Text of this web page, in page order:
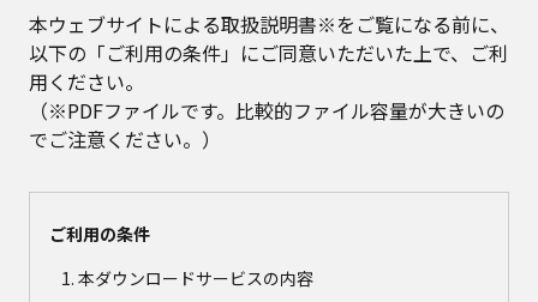
本ウェブサイトによる取扱説明書※をご覧になる前に、
以下の「ご利用の条件」にご同意いただいた上で、ご利
用ください。
（※PDFファイルです。比較的ファイル容量が大きいの
でご注意ください。）
ご利用の条件
本ダウンロードサービスの内容